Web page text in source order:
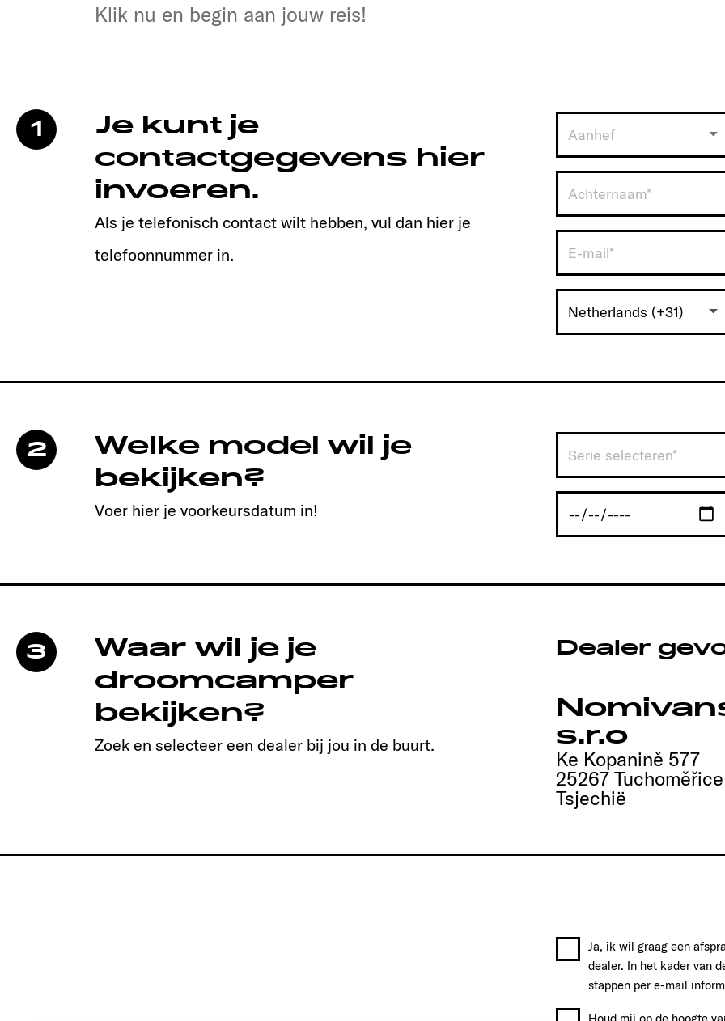
Klik nu en begin aan jouw reis!
1
Je kunt je
contactgegevens hier
invoeren.
Als je telefonisch contact wilt hebben, vul dan hier je
telefoonnummer in.
Aanhef
Netherlands (+31)
2
Welke model wil je
bekijken?
Voer hier je voorkeursdatum in!
Serie selecteren*
3
Waar wil je je
droomcamper
bekijken?
Zoek en selecteer een dealer bij jou in de buurt.
Dealer
s.r.o
Ke Kopanině 577
25267 Tuchoměřice
Tsjechië
Ja, ik wil graag een
dealer. In het kader van
stappen per e-mail